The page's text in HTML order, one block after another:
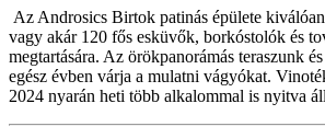
Az Androsics Birtok patinás épülete
vagy akár 120 fős esküvők, borkóstolók és
megtartására. Az örökpanorámás teraszunk
egész évben várja a mulatni vágyókat.
2024 nyarán heti több alkalommal is nyitva